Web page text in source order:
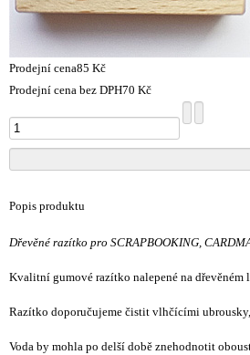
Prodejní cena85 Kč
Prodejní cena bez DPH70 Kč
Popis produktu
Dřevěné razítko pro SCRAPBOOKING,
Kvalitní gumové razítko nalepené na
Razítko doporučujeme čistit vlhčícími
Voda by mohla po delší době znehodnotit